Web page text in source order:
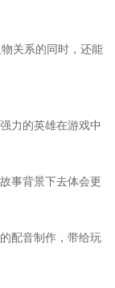
关系的同时，还能
力的英雄在游戏中
事背景下去体会更
配音制作，带给玩